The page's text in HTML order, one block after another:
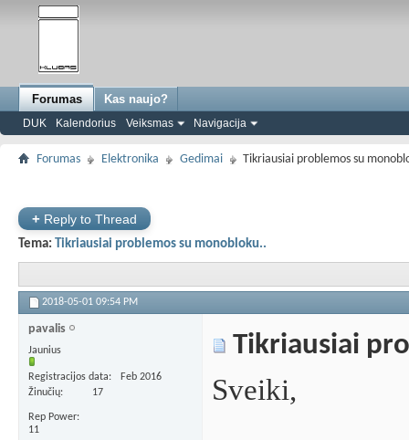
Forumas
DUK Kalendorius Veiksmas Navigacija
Kas naujo?
Forumas Elektronika Gedimai Tikriausiai problemos su
+ Reply to Thread
Tema: Tikriausiai problemos su monobloku..
2018-05-01 09:54 PM
pavalis
Jaunius
Registracijos data
Feb 2016
Žinučių
17
Rep Power
11
Tikriausiai
Sveiki,